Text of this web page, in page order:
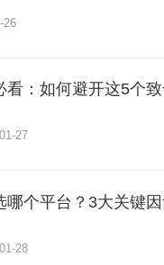
26
看：如何避开这5个致
27
哪个平台？3大关键因
28